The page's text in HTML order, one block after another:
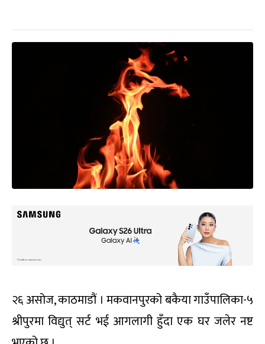
२६ असोज, काठमाडौं । मकवानपुरको बकैया गाउँपालिका-५
श्रीपुरमा विद्युत् सर्ट भई आगलागी हुँदा एक घर जलेर नष्ट